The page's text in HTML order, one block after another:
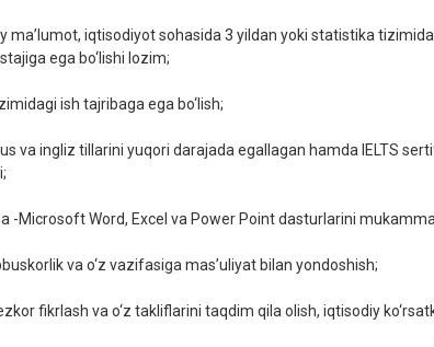
maʼlumot, iqtisodiyot sohasida 3 yildan yoki statistika tizimida
ega bo‘lishi lozim;
ish tajribaga ega bo‘lish;
va ingliz tillarini yuqori darajada egallagan hamda IELTS
-Microsoft Word, Excel va Power Point dasturlarini
va o‘z vazifasiga masʼuliyat bilan yondoshish;
fikrlash va o‘z takliflarini taqdim qila olish, iqtisodiy